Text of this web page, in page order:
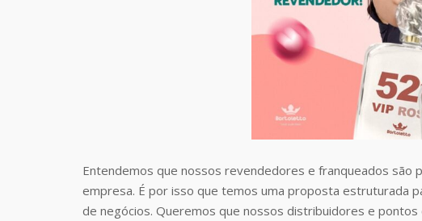
Entendemos que nossos revendedores e franqueados são
empresa. É por isso que temos uma proposta estruturada
de negócios. Queremos que nossos distribuidores e